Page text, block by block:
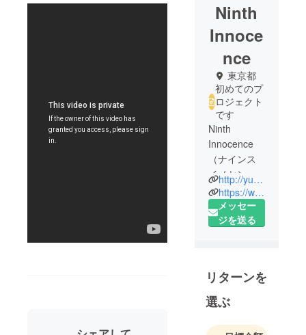
Ninth
Innoce
nce
東京都
初めてのプ
ロジェクト
です
Ninth
Innocence
（ナインス
イノセン
ス）
2013年9月約
10年に及ぶ
圭一により
結成。同時
に曲作りに
入る。
http://yumesukei.wix.com/ninth-innocence
https://www.facebook.com/ninthinnocence/
メッセー
ジを送る
リターンを
選ぶ